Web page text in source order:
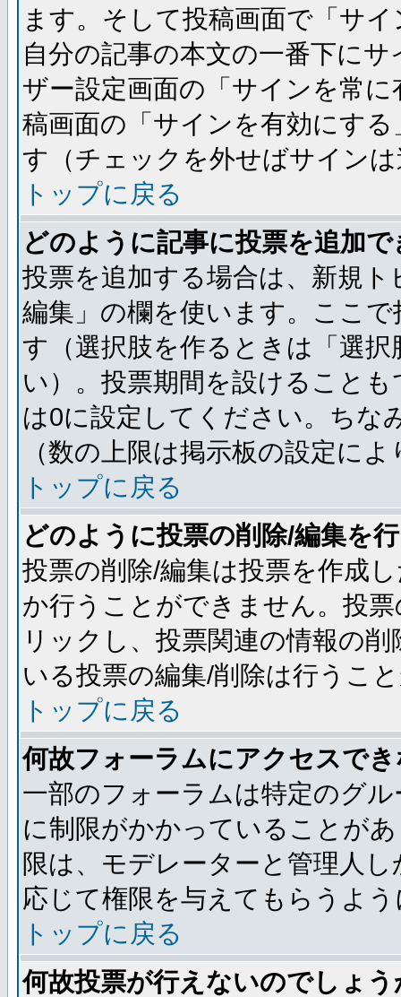
ます。そして投稿画面で「サ
自分の記事の本文の一番下に
ザー設定画面の「サインを常
稿画面の「サインを有効にす
す（チェックを外せばサイン
トップに戻る
どのように記事に投票を追加
投票を追加する場合は、新規
編集」の欄を使います。ここ
す（選択肢を作るときは「選
い）。投票期間を設けること
は0に設定してください。ちな
（数の上限は掲示板の設定に
トップに戻る
どのように投票の削除/編集を
投票の削除/編集は投票を作成
か行うことができません。投
リックし、投票関連の情報の
いる投票の編集/削除は行うこ
トップに戻る
何故フォーラムにアクセスで
一部のフォーラムは特定のグ
に制限がかかっていることが
限は、モデレーターと管理人
応じて権限を与えてもらうよ
トップに戻る
何故投票が行えないのでしょう